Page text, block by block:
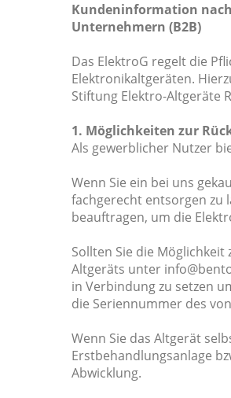
Kundeninformation
Unternehmern (B2B)
Das ElektroG regelt die
Elektronikaltgeräten.
Stiftung Elektro-Altgeräte
1. Möglichkeiten zur
Als gewerblicher Nutzer
Wenn Sie ein bei uns
fachgerecht entsorgen zu
beauftragen, um die
Sollten Sie die
Altgeräts unter
in Verbindung zu setzen
die Seriennummer des
Wenn Sie das Altgerät
Erstbehandlungsanlage
Abwicklung.